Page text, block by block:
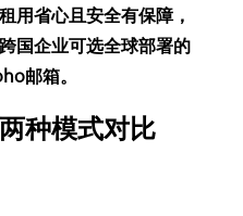
用省心且安全有保障，
国企业可选全球部署的
邮箱。
种模式对比